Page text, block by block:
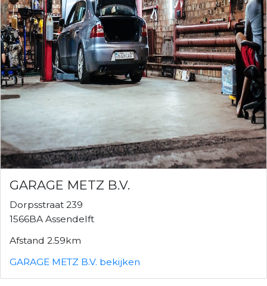
GARAGE METZ B.V.
Dorpsstraat 239
1566BA Assendelft
Afstand 2.59km
GARAGE METZ B.V. bekijken